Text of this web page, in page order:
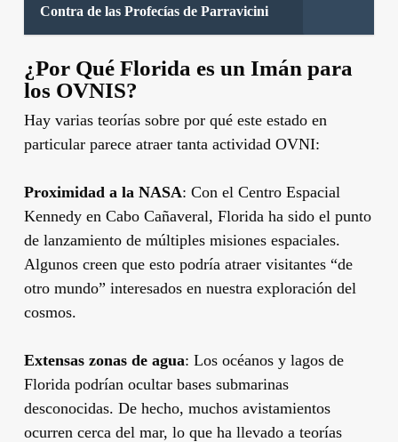
Contra de las Profecías de Parravicini
¿Por Qué Florida es un Imán para
los OVNIS?
Hay varias teorías sobre por qué este estado en
particular parece atraer tanta actividad OVNI:
Proximidad a la NASA: Con el Centro Espacial
Kennedy en Cabo Cañaveral, Florida ha sido el punto
de lanzamiento de múltiples misiones espaciales.
Algunos creen que esto podría atraer visitantes “de
otro mundo” interesados en nuestra exploración del
cosmos.
Extensas zonas de agua: Los océanos y lagos de
Florida podrían ocultar bases submarinas
desconocidas. De hecho, muchos avistamientos
ocurren cerca del mar, lo que ha llevado a teorías